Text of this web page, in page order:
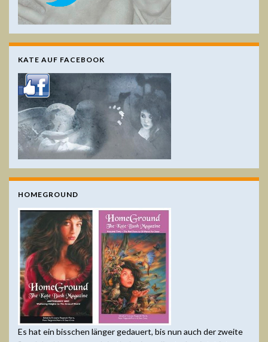
KATE AUF FACEBOOK
HOMEGROUND
Es hat ein bisschen länger gedauert, bis nun auch der zweite